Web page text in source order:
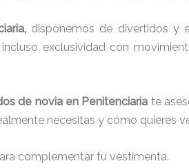
disponemos de divertidos y
incluso exclusividad con
de novia en Penitenciaria te
necesitas y cómo quieres
complementar tu vestimenta.